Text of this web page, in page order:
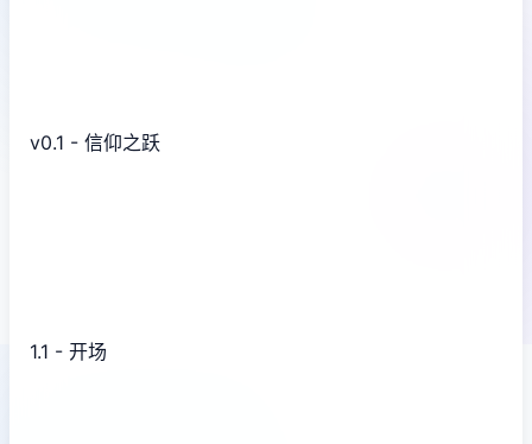
v0.1 - 信仰之跃
1.1 - 开场